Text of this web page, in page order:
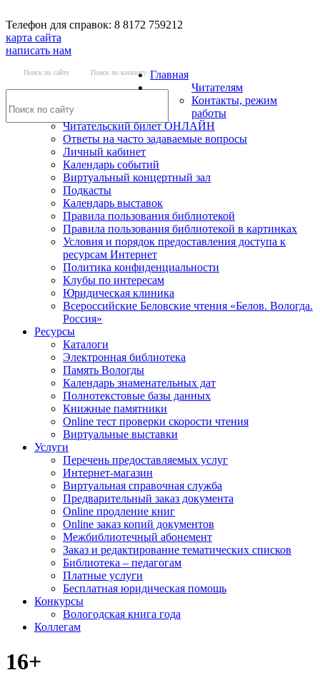
Телефон для справок: 8 8172 759212
карта сайта
написать нам
Поиск по сайту Поиск по каталогу Главная
Читателям
Контакты, режим
работы
Читательский билет ОНЛАЙН
Ответы на часто задаваемые вопросы
Личный кабинет
Календарь событий
Виртуальный концертный зал
Подкасты
Календарь выставок
Правила пользования библиотекой
Правила пользования библиотекой в картинках
Условия и порядок предоставления доступа к
ресурсам Интернет
Политика конфиденциальности
Клубы по интересам
Юридическая клиника
Всероссийские Беловские чтения «Белов. Вологда.
Россия»
Ресурсы
Каталоги
Электронная библиотека
Память Вологды
Календарь знаменательных дат
Полнотекстовые базы данных
Книжные памятники
Online тест проверки скорости чтения
Виртуальные выставки
Услуги
Перечень предоставляемых услуг
Интернет-магазин
Виртуальная справочная служба
Предварительный заказ документа
Online продление книг
Online заказ копий документов
Межбиблиотечный абонемент
Заказ и редактирование тематических списков
Библиотека – педагогам
Платные услуги
Бесплатная юридическая помощь
Конкурсы
Вологодская книга года
Коллегам
16+